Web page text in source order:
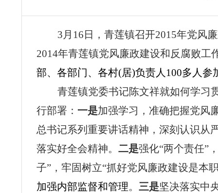
3月16日，青莲镇召开2015年党风
2014年青莲镇党风廉政建设和反腐败工
部、各部门、各村(居)负责人100多人参
青莲镇党委书记陈文祥就如何学习
行部署： 一是加强学习，准确把握党风
总书记系列重要讲话精神，深刻认识从
落实好全会精神。 二是强化“两个责任”
子”，牢固树立“抓好党风廉政建设是本
加强内部监督和管理。 三是坚决落实中